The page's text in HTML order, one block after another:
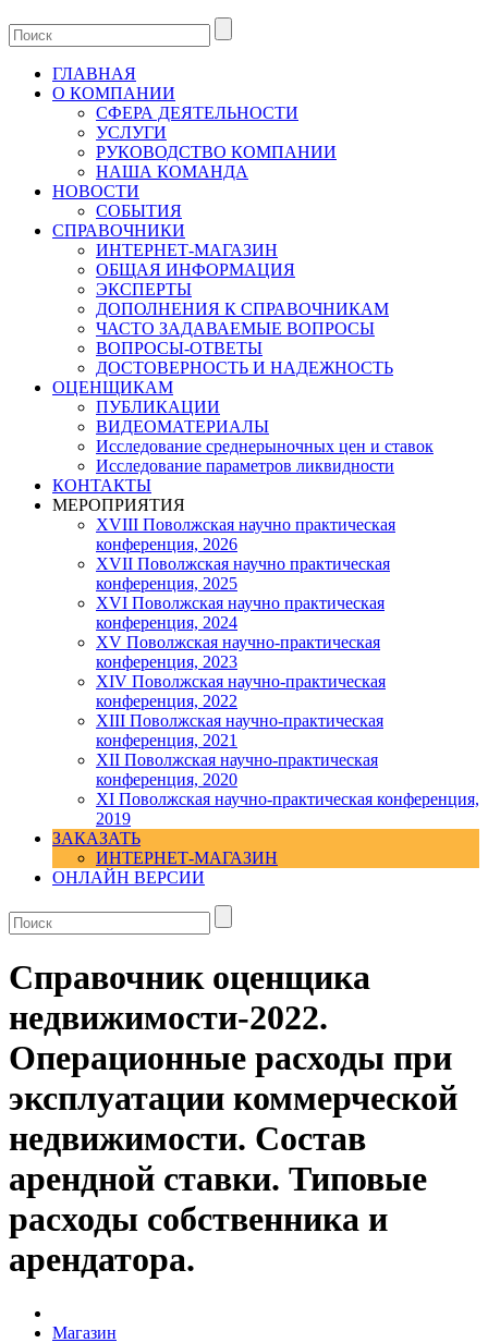
ГЛАВНАЯ
О КОМПАНИИ
СФЕРА ДЕЯТЕЛЬНОСТИ
УСЛУГИ
РУКОВОДСТВО КОМПАНИИ
НАША КОМАНДА
НОВОСТИ
СОБЫТИЯ
СПРАВОЧНИКИ
ИНТЕРНЕТ-МАГАЗИН
ОБЩАЯ ИНФОРМАЦИЯ
ЭКСПЕРТЫ
ДОПОЛНЕНИЯ К СПРАВОЧНИКАМ
ЧАСТО ЗАДАВАЕМЫЕ ВОПРОСЫ
ВОПРОСЫ-ОТВЕТЫ
ДОСТОВЕРНОСТЬ И НАДЕЖНОСТЬ
ОЦЕНЩИКАМ
ПУБЛИКАЦИИ
ВИДЕОМАТЕРИАЛЫ
Исследование среднерыночных цен и ставок
Исследование параметров ликвидности
КОНТАКТЫ
МЕРОПРИЯТИЯ
XVIII Поволжская научно практическая
конференция, 2026
XVII Поволжская научно практическая
конференция, 2025
XVI Поволжская научно практическая
конференция, 2024
ХV Поволжская научно-практическая
конференция, 2023
ХIV Поволжская научно-практическая
конференция, 2022
ХIII Поволжская научно-практическая
конференция, 2021
ХII Поволжская научно-практическая
конференция, 2020
XI Поволжская научно-практическая конференция,
2019
ЗАКАЗАТЬ
ИНТЕРНЕТ-МАГАЗИН
ОНЛАЙН ВЕРСИИ
Справочник оценщика
недвижимости-2022.
Операционные расходы при
эксплуатации коммерческой
недвижимости. Состав
арендной ставки. Типовые
расходы собственника и
арендатора.
Магазин